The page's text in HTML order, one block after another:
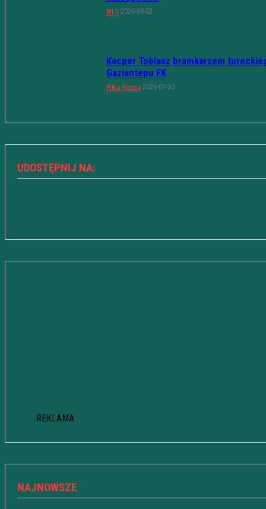
MLS 2026-08-02
Kacper Tobiasz bramkarzem
Gaziantepu FK
Piłka Nożna 2026-07-30
UDOSTĘPNIJ NA:
REKLAMA
NAJNOWSZE